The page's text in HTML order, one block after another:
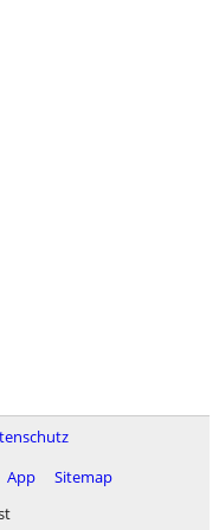
App
Sitemap